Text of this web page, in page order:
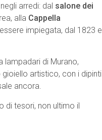
arredi: dal salone dei
alla Cappella
impiegata, dal 1823 e
lampadari di Murano,
gioiello artistico, con i dipinti
ancora.
di tesori, non ultimo il